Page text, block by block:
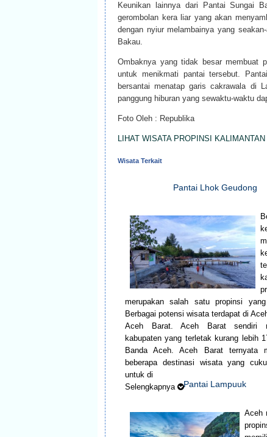
Keunikan lainnya dari Pantai Sungai
gerombolan kera liar yang akan
dengan nyiur melambainya yang
Bakau.
Ombaknya yang tidak besar membuat
untuk menikmati pantai tersebut.
bersantai menatap garis cakrawala di
panggung hiburan yang sewaktu-waktu
Foto Oleh : Republika
LIHAT WISATA PROPINSI
Wisata Terkait
Pantai Lhok Geudong
merupakan salah satu propinsi
Berbagai potensi wisata terdapat di
Aceh Barat. Aceh Barat sendiri
kabupaten yang terletak kurang lebih
Banda Aceh. Aceh Barat ternyata
beberapa destinasi wisata yang
untuk di
Selengkapnya
Pantai Lampuuk
Aceh